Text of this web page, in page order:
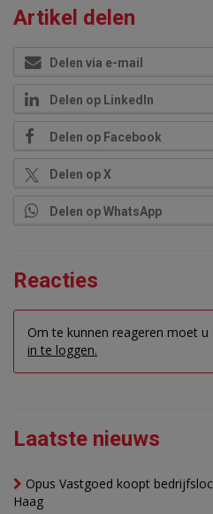
Artikel delen
Delen via e-mail
Delen op LinkedIn
Delen op Facebook
Delen op X
Delen op WhatsApp
Reacties
Om te kunnen reageren moet u
in te loggen.
Laatste nieuws
Opus Vastgoed koopt
Haag